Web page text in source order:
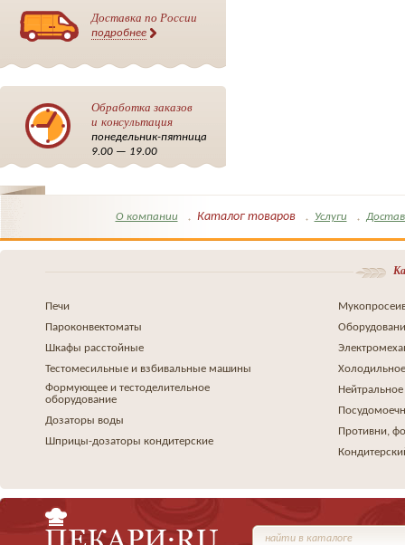
Доставка по России
подробнее
Обработка заказов
и консультация
понедельник-пятница
9.00 — 19.00
О компании Каталог товаров Услуги
Печи
Пароконвектоматы
Шкафы расстойные
Тестомесильные и взбивальные машины
Формующее и тестоделительное
оборудование
Дозаторы воды
Шприцы-дозаторы кондитерские
Противни,
найти в каталоге